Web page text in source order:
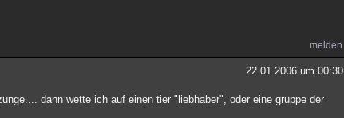
melden
22.01.2006 um 00:30
dann wette ich auf einen tier "liebhaber", oder eine gruppe der